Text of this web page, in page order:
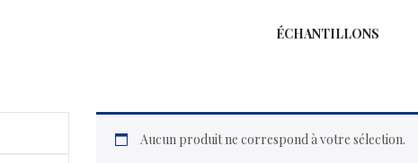
ÉCHANTILLONS
Aucun produit ne correspond à votre sélection.